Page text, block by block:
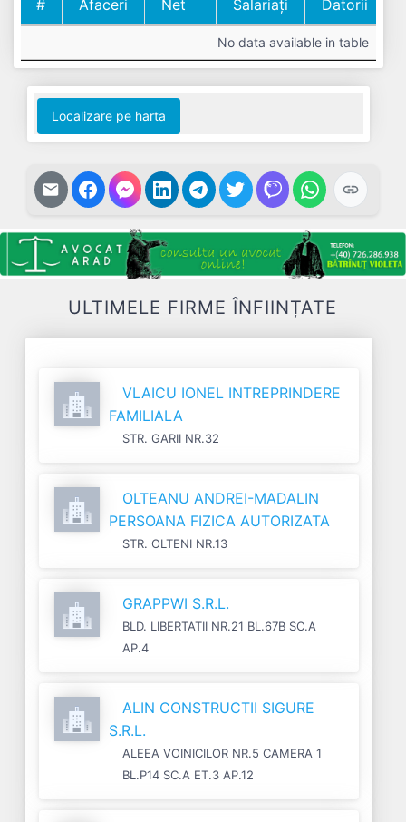
#
Afaceri
Net
Salariați
Datorii
Afaceri
Net
Nr.
Salariați
Datorii
No data available in table
Localizare pe harta
ULTIMELE FIRME ÎNFIINȚATE
VLAICU IONEL INTREPRINDERE
FAMILIALA
STR. GARII NR.32
OLTEANU ANDREI-MADALIN
PERSOANA FIZICA AUTORIZATA
STR. OLTENI NR.13
GRAPPWI S.R.L.
BLD. LIBERTATII NR.21 BL.67B SC.A
AP.4
ALIN CONSTRUCTII SIGURE
S.R.L.
ALEEA VOINICILOR NR.5 CAMERA 1
BL.P14 SC.A ET.3 AP.12